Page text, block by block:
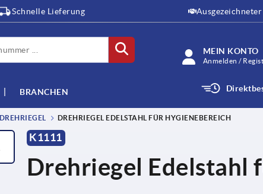
Schnelle Lieferung
MEIN KONTO
Anmelden /
BRANCHEN
DREHRIEGEL DREHRIEGEL EDELSTAHL FÜR HYGIENEBEREICH
K1111
Drehriegel Edelstahl